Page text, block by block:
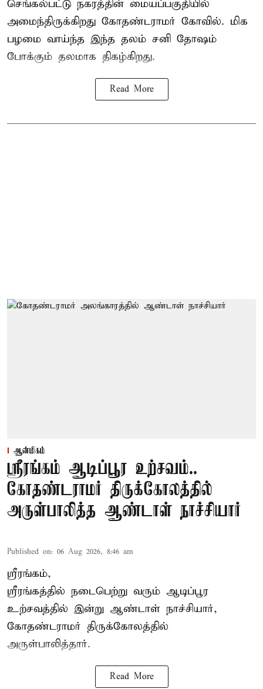
செங்கல்பட்டு நகரத்தின் மையப்பகுதியில்
அமைந்திருக்கிறது கோதண்டராமர் கோவில். மிக
பழமை வாய்ந்த இந்த தலம் சனி தோஷம்
போக்கும் தலமாக திகழ்கிறது.
Read More
ஆன்மிகம்
ஸ்ரீரங்கம் ஆடிப்பூர உற்சவம்..
கோதண்டராமர் திருக்கோலத்தில்
அருள்பாலித்த ஆண்டாள் நாச்சியார்
Published on: 06 Aug 2026, 8:46 am
ஸ்ரீரங்கம்,
ஸ்ரீரங்கத்தில் நடைபெற்று வரும் ஆடிப்பூர
உற்சவத்தில் இன்று ஆண்டாள் நாச்சியார்,
கோதண்டராமர் திருக்கோலத்தில்
அருள்பாலித்தார்.
Read More